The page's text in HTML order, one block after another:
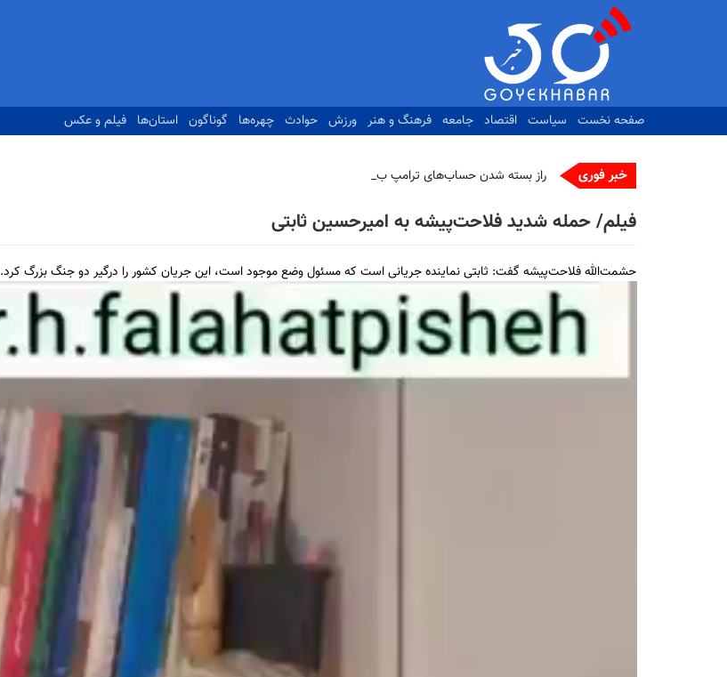
صفحه نخست سیاست اقتصاد جامعه فرهنگ و هنر ورزش حوادث چهره‌ها گوناگون استان‌ها فیلم و عکس
خبر فوری راز بسته شدن حساب‌های ترامپ برملا شد
فیلم/ حمله شدید فلاحت‌پیشه به امیرحسین ثابتی
حشمت‌الله فلاحت‌پیشه گفت: ثابتی نماینده جریانی است که مسئول وضع موجود است، این جریان کشور را درگیر دو جنگ بزرگ کرد.